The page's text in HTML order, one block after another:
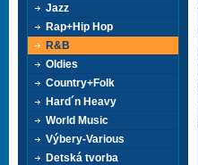
Jazz
Rap+Hip Hop
R&B
Oldies
Country+Folk
Hard´n Heavy
World Music
Výbery-Various
Detská tvorba